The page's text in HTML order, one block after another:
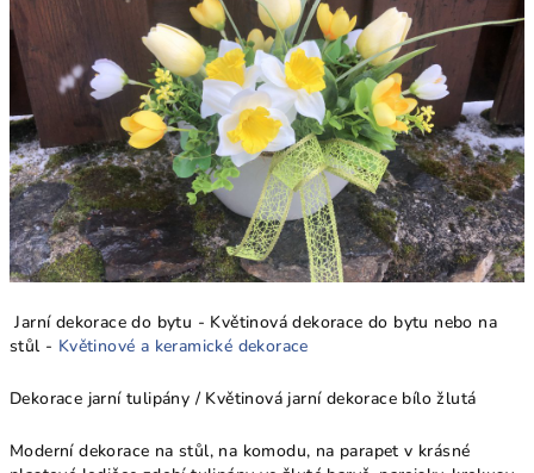
Jarní dekorace do bytu - Květinová dekorace do bytu nebo na
stůl - Květinové a keramické dekorace
Dekorace jarní tulipány / Květinová jarní dekorace bílo žlutá
Moderní dekorace na stůl, na komodu, na parapet v krásné